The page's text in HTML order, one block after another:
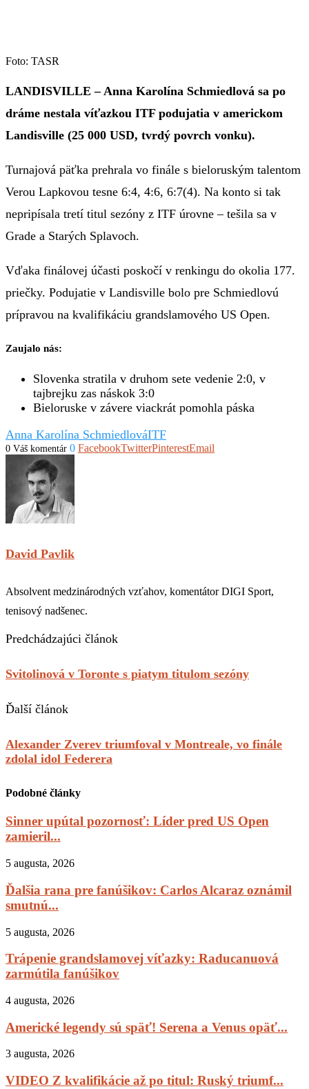
Foto: TASR
LANDISVILLE – Anna Karolína Schmiedlová sa po
dráme nestala víťazkou ITF podujatia v americkom
Landisville (25 000 USD, tvrdý povrch vonku).
Turnajová päťka prehrala vo finále s bieloruským talentom
Verou Lapkovou tesne 6:4, 4:6, 6:7(4). Na konto si tak
nepripísala tretí titul sezóny z ITF úrovne – tešila sa v
Grade a Starých Splavoch.
Vďaka finálovej účasti poskočí v renkingu do okolia 177.
priečky. Podujatie v Landisville bolo pre Schmiedlovú
prípravou na kvalifikáciu grandslamového US Open.
Zaujalo nás:
Slovenka stratila v druhom sete vedenie 2:0, v
tajbrejku zas náskok 3:0
Bieloruske v závere viackrát pomohla páska
Anna Karolína SchmiedlováITF
0 Váš komentár 0 FacebookTwitterPinterestEmail
David Pavlik
Absolvent medzinárodných vzťahov, komentátor DIGI Sport,
tenisový nadšenec.
Predchádzajúci článok
Svitolinová v Toronte s piatym titulom sezóny
Ďalší článok
Alexander Zverev triumfoval v Montreale, vo finále
zdolal idol Federera
Podobné články
Sinner upútal pozornosť: Líder pred US Open
zamieril...
5 augusta, 2026
Ďalšia rana pre fanúšikov: Carlos Alcaraz oznámil
smutnú...
5 augusta, 2026
Trápenie grandslamovej víťazky: Raducanuová
zarmútila fanúšikov
4 augusta, 2026
Americké legendy sú späť! Serena a Venus opäť...
3 augusta, 2026
VIDEO Z kvalifikácie až po titul: Ruský triumf...